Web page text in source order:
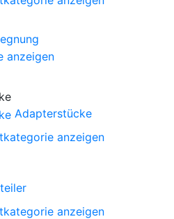
anzeigen
Adapterstücke
anzeigen
anzeigen